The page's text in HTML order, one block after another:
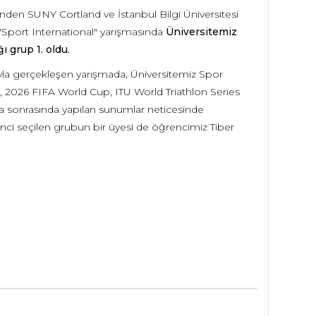
SUNY Cortland ve İstanbul Bilgi Üniversitesi
International" yarışmasında Üniversitemiz
grup 1. oldu.
gerçekleşen yarışmada, Üniversitemiz Spor
FIFA World Cup, ITU World Triathlon Series
yapılan sunumlar neticesinde
seçilen grubun bir üyesi de öğrencimiz Tiber